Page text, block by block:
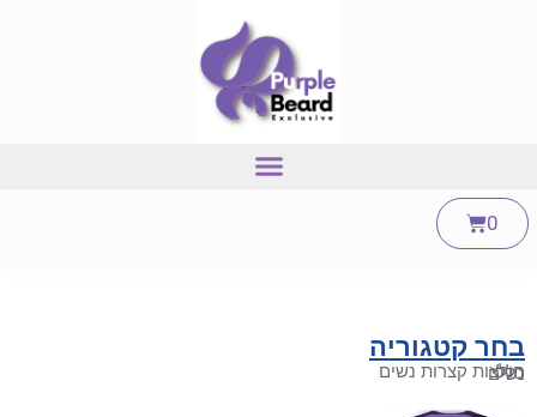
0
בחר קטגוריה
חולצות קצרות נשים
כללי
נשים